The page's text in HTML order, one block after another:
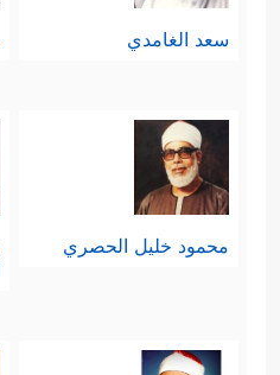
سعد الغامدي
محمود خليل الحصري